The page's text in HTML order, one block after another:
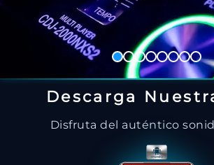
Descarga
Disfruta del auténtico